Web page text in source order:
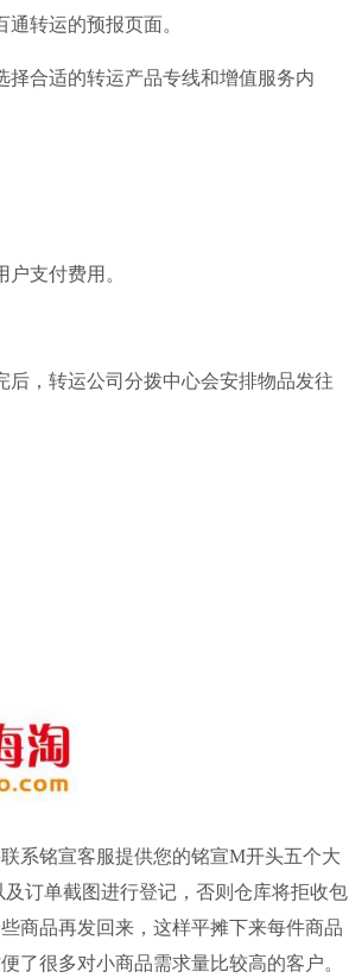
转运的预报页面。
择合适的转运产品专线和增值服务内
支付费用。
，转运公司分拨中心会安排物品发往
系铭宣客服提供您的铭宣M开头五个大
订单截图进行登记，否则仓库将拒收包
商品再发回来，这样平摊下来每件商品
了很多对小商品需求量比较高的客户。